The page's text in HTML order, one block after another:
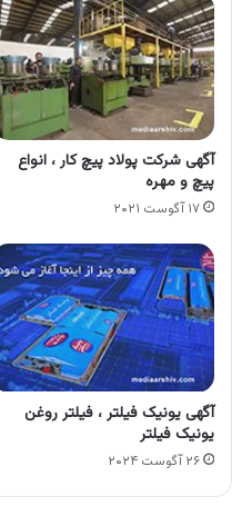
آگهی شرکت پولاد پیچ کار ، انواع
پیچ و مهره
۱۷ آگوست ۲۰۲۱
آگهی یونیک فیلتر ، فیلتر روغن
یونیک فیلتر
۲۶ آگوست ۲۰۲۴